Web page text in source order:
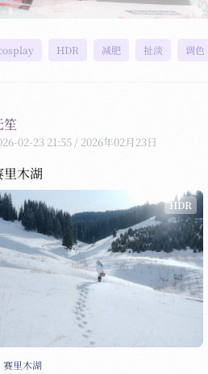
HDR 减肥 扯淡 调色
笙
02-23 21:55/ 2026年02月23日
里木湖
HDR
赛里木湖